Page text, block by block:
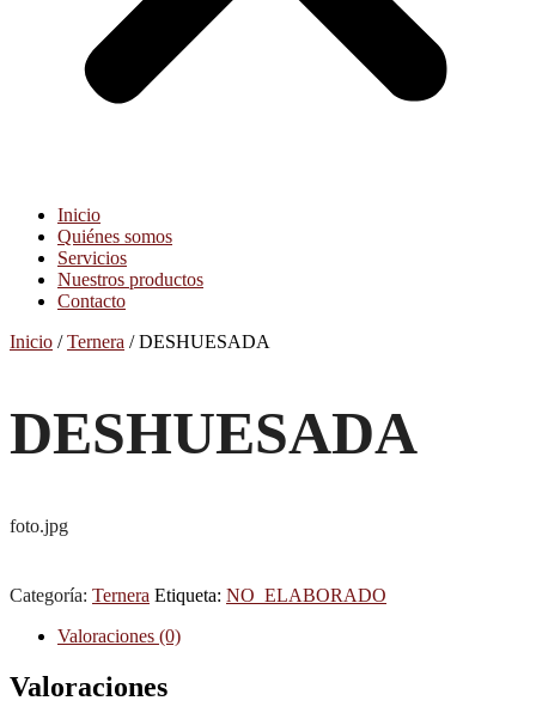
Inicio
Quiénes somos
Servicios
Nuestros productos
Contacto
Inicio /Ternera / DESHUESADA
DESHUESADA
foto.jpg
Categoría: Ternera Etiqueta: NO_ELABORADO
Valoraciones (0)
Valoraciones